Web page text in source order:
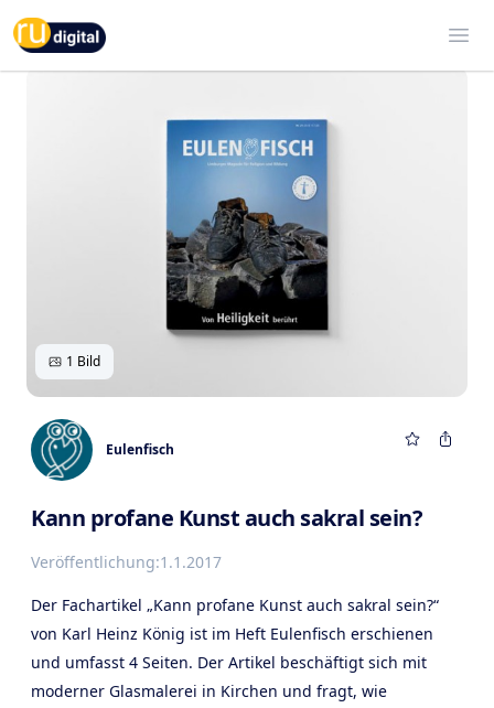
RU-digital
1 Bild
Eulenfisch
Kann profane Kunst auch sakral sein?
Veröffentlichung:1.1.2017
Der Fachartikel „Kann profane Kunst auch sakral sein?“
von Karl Heinz König ist im Heft Eulenfisch erschienen
und umfasst 4 Seiten. Der Artikel beschäftigt sich mit
moderner Glasmalerei in Kirchen und fragt, wie